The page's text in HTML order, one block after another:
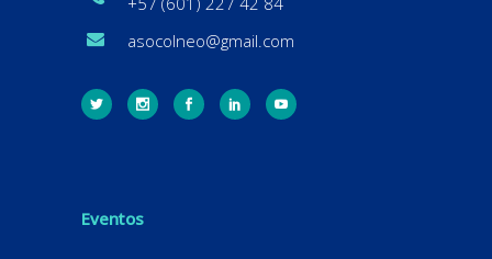
asocolneo@gmail.com
Eventos